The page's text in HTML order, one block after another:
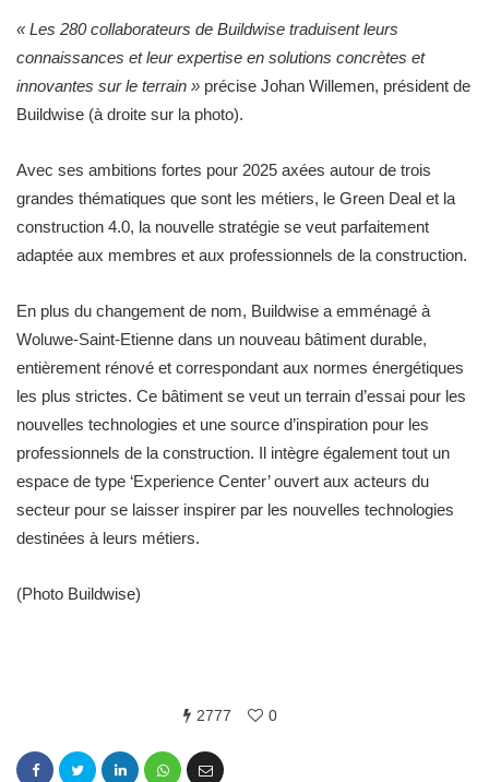
« Les 280 collaborateurs de Buildwise traduisent leurs
connaissances et leur expertise en solutions concrètes et
innovantes sur le terrain » précise Johan Willemen, président de
Buildwise (à droite sur la photo).
Avec ses ambitions fortes pour 2025 axées autour de trois
grandes thématiques que sont les métiers, le Green Deal et la
construction 4.0, la nouvelle stratégie se veut parfaitement
adaptée aux membres et aux professionnels de la construction.
En plus du changement de nom, Buildwise a emménagé à
Woluwe-Saint-Etienne dans un nouveau bâtiment durable,
entièrement rénové et correspondant aux normes énergétiques
les plus strictes. Ce bâtiment se veut un terrain d’essai pour les
nouvelles technologies et une source d’inspiration pour les
professionnels de la construction. Il intègre également tout un
espace de type ‘Experience Center’ ouvert aux acteurs du
secteur pour se laisser inspirer par les nouvelles technologies
destinées à leurs métiers.
(Photo Buildwise)
2777 0